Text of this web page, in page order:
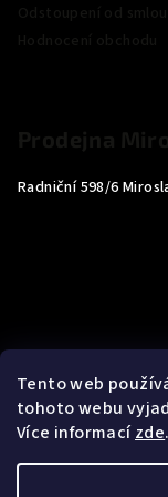
Tento web
tohoto webu
Více informacízde.
Radniční 598/6